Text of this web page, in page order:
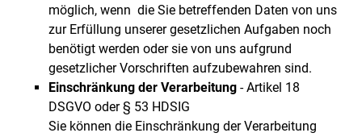
möglich, wenn die Sie betreffenden Daten von uns
zur Erfüllung unserer gesetzlichen Aufgaben noch
benötigt werden oder sie von uns aufgrund
gesetzlicher Vorschriften aufzubewahren sind.
Einschränkung der Verarbeitung - Artikel 18
DSGVO oder § 53 HDSIG
Sie können die Einschränkung der Verarbeitung